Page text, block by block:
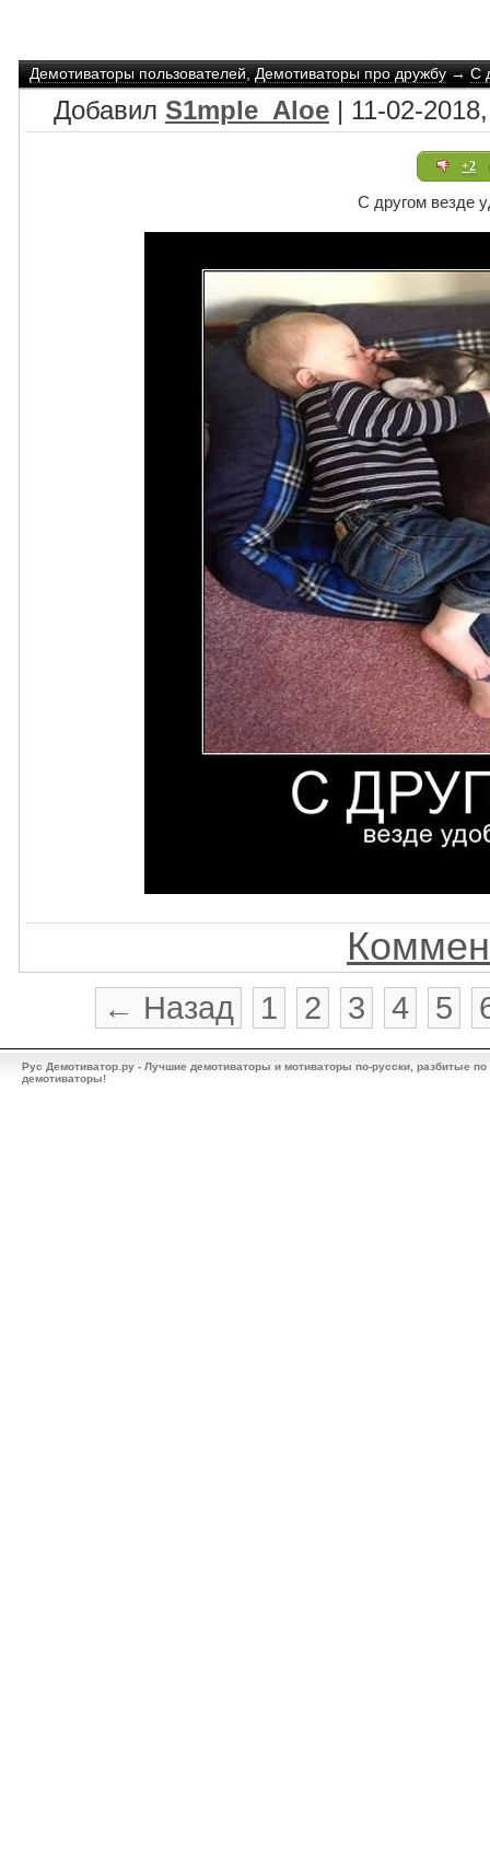
Демотиваторы пользователей,Демотиваторы про дружбу→С
Добавил S1mple_Aloe | 11-02-
+2
С другом везде
← Назад 1 2 3 4 5
Рус Демотиватор.ру - Лучшие демотиваторы и мотиваторы по-русски, разбитые
демотиваторы!